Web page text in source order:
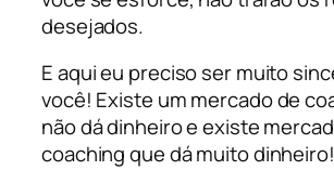
desejados.
E aqui eu preciso ser muito
você! Existe um mercado de
não dá dinheiro e existe
coaching que dá muito dinheiro!